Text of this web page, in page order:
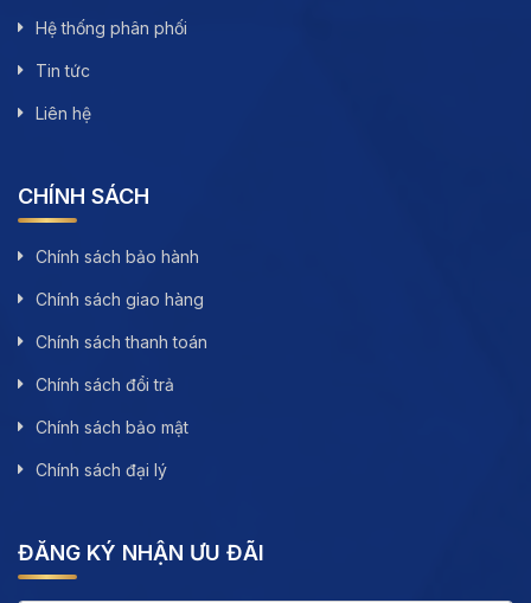
Hệ thống phân phối
Tin tức
Liên hệ
CHÍNH SÁCH
Chính sách bảo hành
Chính sách giao hàng
Chính sách thanh toán
Chính sách đổi trả
Chính sách bảo mật
Chính sách đại lý
ĐĂNG KÝ NHẬN ƯU ĐÃI